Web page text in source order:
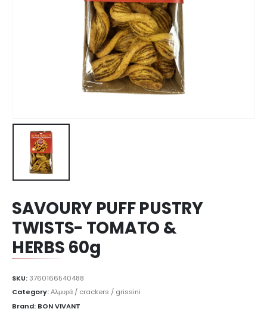
SAVOURY PUFF PUSTRY
TWISTS- TOMATO &
HERBS 60g
SKU:3760166540488
Category:Αλμυρά / crackers / grissini
Brand: BON VIVANT